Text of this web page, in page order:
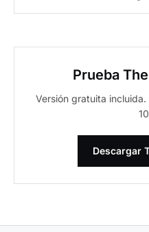
Prueba
Versión gratuita incluida.
Descargar